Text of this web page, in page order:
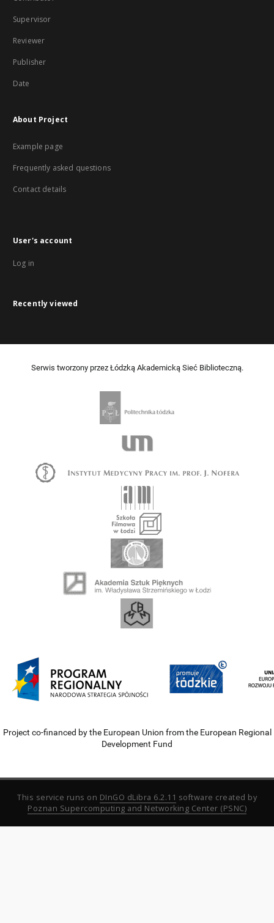
Supervisor
Reviewer
Publisher
Date
About Project
Example page
Frequently asked questions
Contact details
User's account
Log in
Recently viewed
Serwis tworzony przez Łódzką Akademicką Sieć Biblioteczną.
Project co-financed by the European Union from the European Regional
Development Fund
This service runs on DInGO dLibra 6.2.11 software created by
Poznan Supercomputing and Networking Center (PSNC)